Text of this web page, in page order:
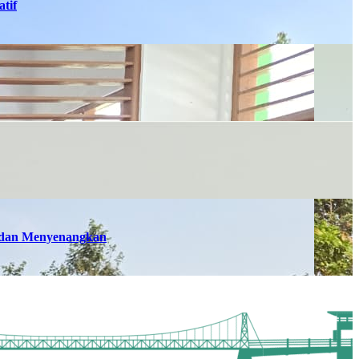
Menyenangkan